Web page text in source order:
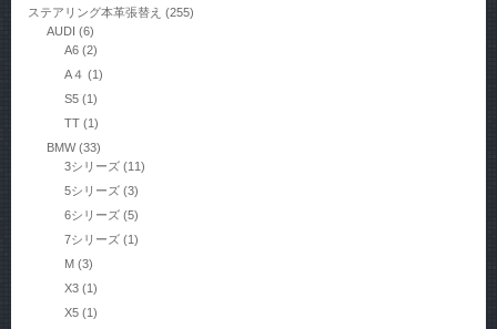
ステアリング本革張替え (255)
AUDI (6)
A6 (2)
A４ (1)
S5 (1)
TT (1)
BMW(33)
3シリーズ (11)
5シリーズ (3)
6シリーズ (5)
7シリーズ (1)
M (3)
X3 (1)
X5 (1)